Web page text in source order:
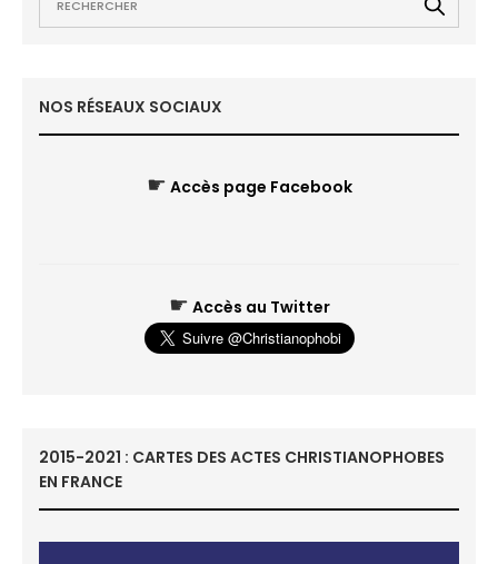
NOS RÉSEAUX SOCIAUX
☛ Accès page Facebook
☛ Accès au Twitter
2015-2021 : CARTES DES ACTES CHRISTIANOPHOBES
EN FRANCE